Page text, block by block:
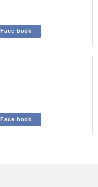
Face book
Face book